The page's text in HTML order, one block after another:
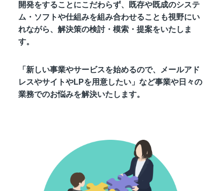
開発をすることにこだわらず、既存や既成のシステ
ム・ソフトや仕組みを組み合わせることも視野にい
れながら、解決策の検討・模索・提案をいたしま
す。
「新しい事業やサービスを始めるので、メールアド
レスやサイトやLPを用意したい」など事業や日々の
業務でのお悩みを解決いたします。